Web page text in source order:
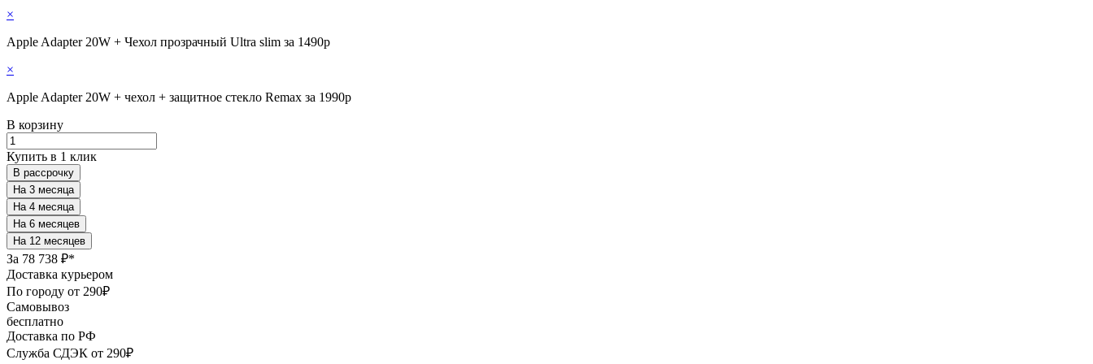
×
Apple Adapter 20W + Чехол прозрачный Ultra slim за 1490р
×
Apple Adapter 20W + чехол + защитное стекло Remax за 1990р
В корзину
Купить в 1 клик
В рассрочку
За 78 738 ₽*
Доставка курьером
По городу от 290₽
Самовывоз
бесплатно
Доставка по РФ
Служба СДЭК от 290₽